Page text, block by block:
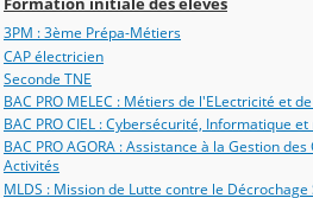
3PM : 3ème Prépa-Métiers
CAP électricien
Seconde TNE
BAC PRO MELEC : Métiers de l'ELectricité et
BAC PRO CIEL : Cybersécurité, Informatique
BAC PRO AGORA : Assistance à la Gestion
Activités
MLDS : Mission de Lutte contre le Décrochage